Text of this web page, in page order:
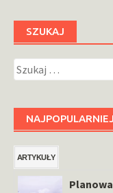
SZUKAJ
Szukaj:
ARTYKUŁY